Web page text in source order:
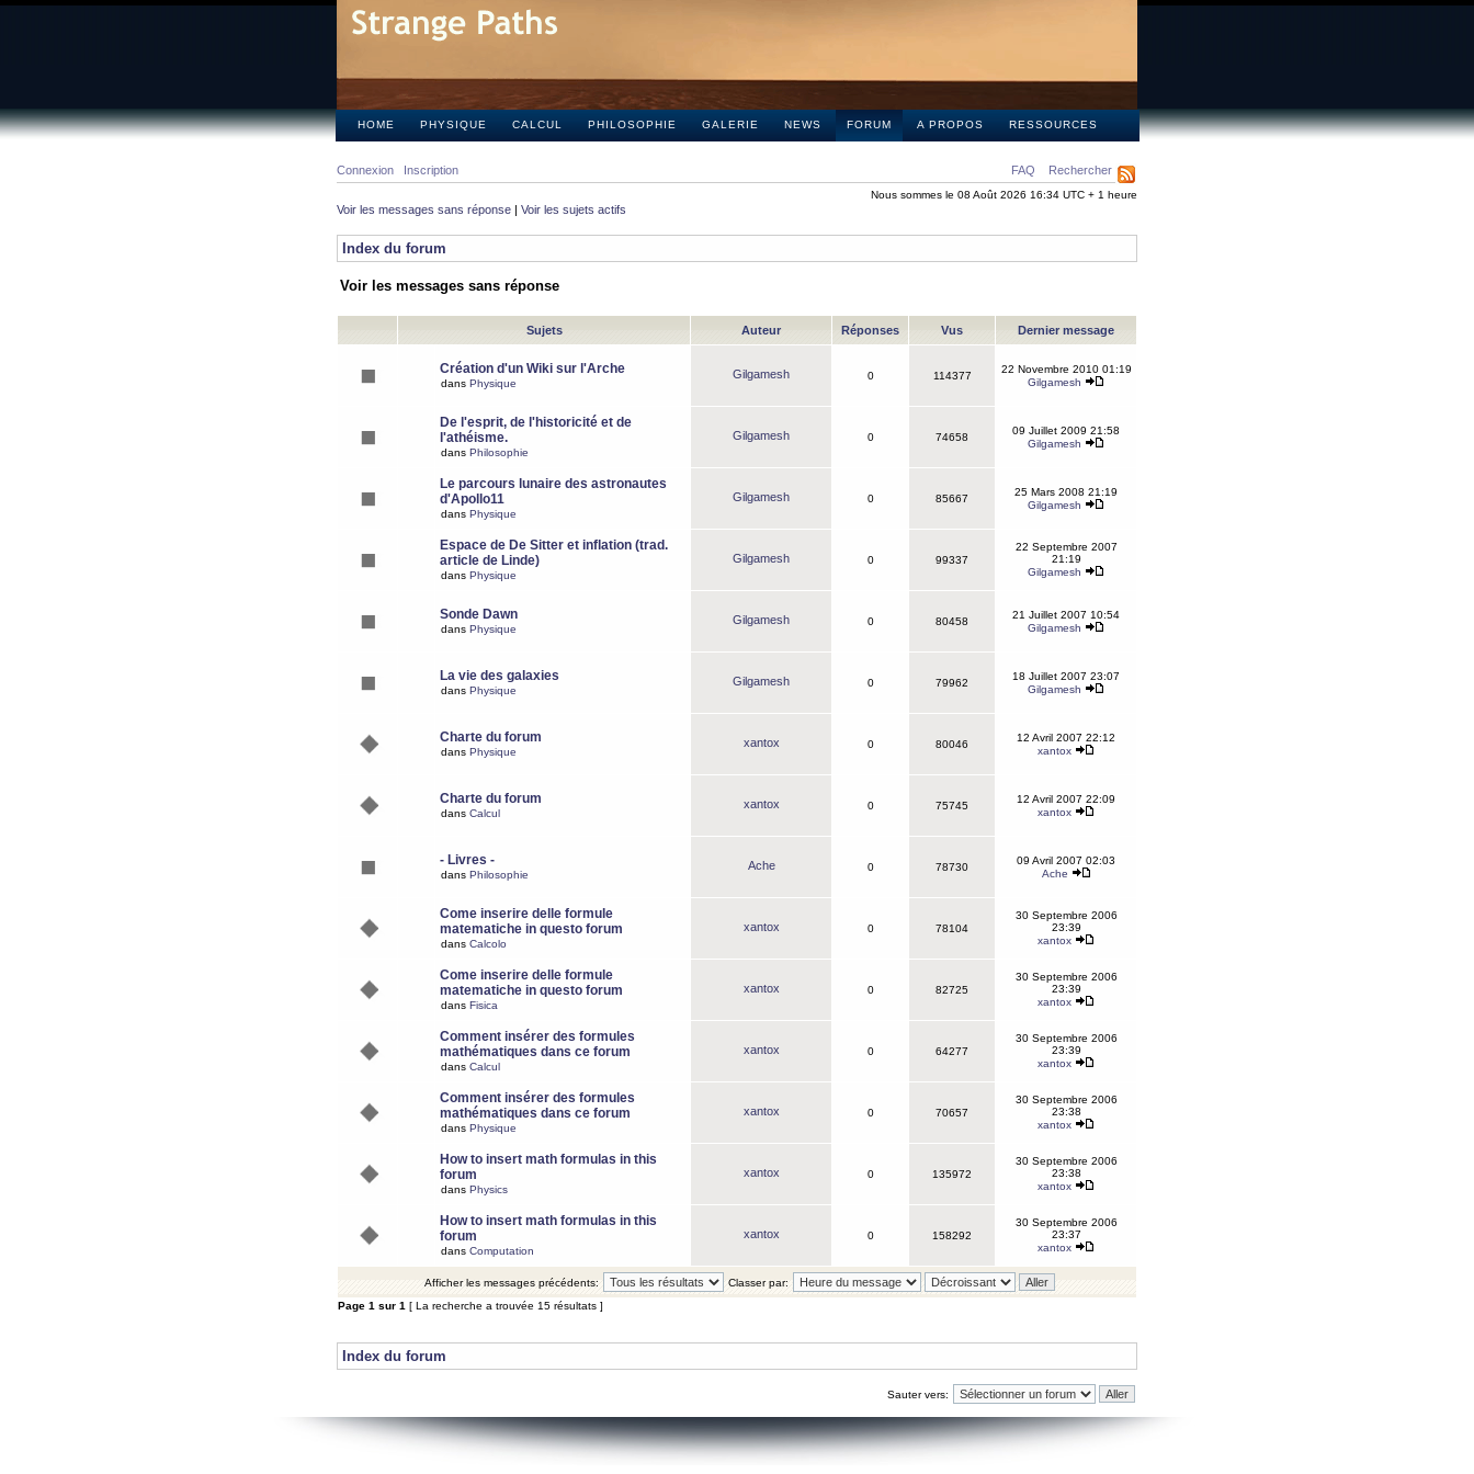
HOME PHYSIQUE CALCUL PHILOSOPHIE GALERIE NEWS FORUM A PROPOS RESSOURCES
FAQ Rechercher
Connexion Inscription
Nous sommes le 08 Août 2026 16:34 UTC + 1 heure
Voir les messages sans réponse | Voir les sujets actifs
Index du forum
Voir les messages sans réponse
Sujets Auteur Réponses Vus Dernier message
Création d'un Wiki sur l'Arche
dans Physique
Gilgamesh 0 114377
22 Novembre 2010 01:19
Gilgamesh
De l'esprit, de l'historicité et de
l'athéisme.
dans Philosophie
Gilgamesh 0 74658
09 Juillet 2009 21:58
Gilgamesh
Le parcours lunaire des astronautes
d'Apollo11
dans Physique
Gilgamesh 0 85667
25 Mars 2008 21:19
Gilgamesh
Espace de De Sitter et inflation (trad.
article de Linde)
dans Physique
Gilgamesh 0 99337
22 Septembre 2007
21:19
Gilgamesh
Sonde Dawn
dans Physique
Gilgamesh 0 80458
21 Juillet 2007 10:54
Gilgamesh
La vie des galaxies
dans Physique
Gilgamesh 0 79962
18 Juillet 2007 23:07
Gilgamesh
Charte du forum
dans Physique
xantox 0 80046
12 Avril 2007 22:12
xantox
Charte du forum
dans Calcul
xantox 0 75745
12 Avril 2007 22:09
xantox
- Livres -
dans Philosophie
Ache 0 78730
09 Avril 2007 02:03
Ache
Come inserire delle formule
matematiche in questo forum
dans Calcolo
xantox 0 78104
30 Septembre 2006
23:39
xantox
Come inserire delle formule
matematiche in questo forum
dans Fisica
xantox 0 82725
30 Septembre 2006
23:39
xantox
Comment insérer des formules
mathématiques dans ce forum
dans Calcul
xantox 0 64277
30 Septembre 2006
23:39
xantox
Comment insérer des formules
mathématiques dans ce forum
dans Physique
xantox 0 70657
30 Septembre 2006
23:38
xantox
How to insert math formulas in this
forum
dans Physics
xantox 0 135972
30 Septembre 2006
23:38
xantox
How to insert math formulas in this
forum
dans Computation
xantox 0 158292
30 Septembre 2006
23:37
xantox
Afficher les messages précédents:
Classer par:
Page 1 sur 1 [ La recherche a trouvée 15 résultats ]
Index du forum
Sauter vers: